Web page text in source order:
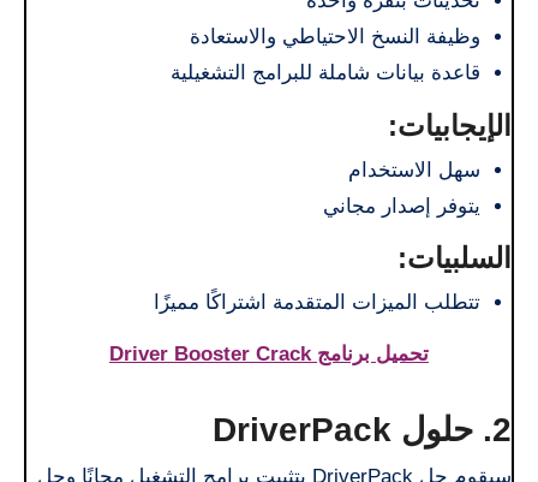
وظيفة النسخ الاحتياطي والاستعادة
قاعدة بيانات شاملة للبرامج التشغيلية
الإيجابيات:
سهل الاستخدام
يتوفر إصدار مجاني
السلبيات:
تتطلب الميزات المتقدمة اشتراكًا مميزًا
تحميل برنامج Driver Booster Crack
2. حلول DriverPack
سيقوم حل DriverPack بتثبيت برامج التشغيل مجانًا وحل